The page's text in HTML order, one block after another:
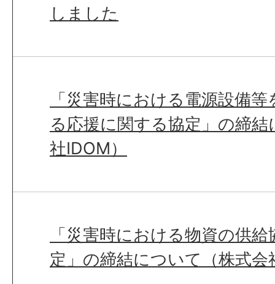
しました
「災害時における電源設備
る応援に関する協定」の締
社IDOM）
「災害時における物資の供
定」の締結について（株式